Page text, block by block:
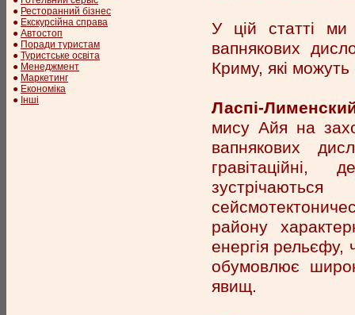
● Ресторанний бізнес
● Екскурсійна справа
● Автостоп
● Поради туристам
● Туристське освіта
● Менеджмент
● Маркетинг
● Економіка
● Інші
У цій статті ми
вапнякових
Криму, які можуть
Ласпі-
мису Айя на
вапнякових
гравітаційні,
району
енергія рельєфу,
обумовлює
явищ.